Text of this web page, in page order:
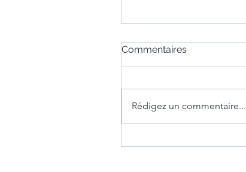
Commentaires
Rédigez un commentaire...